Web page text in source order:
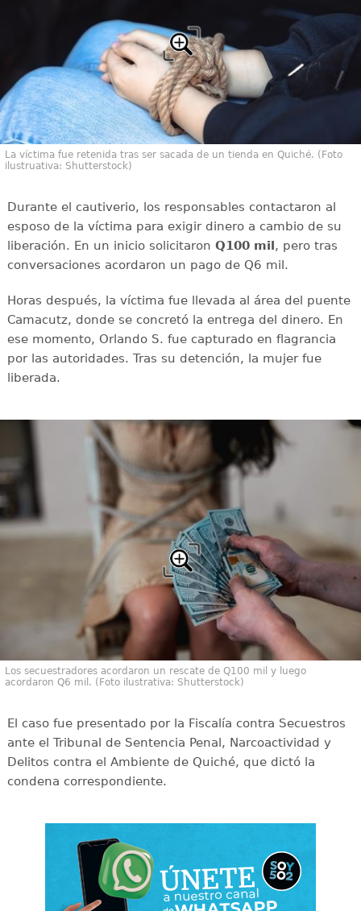
La víctima fue retenida tras ser sacada de un tienda en Quiché. (Foto
ilustruativa: Shutterstock)
Durante el cautiverio, los responsables contactaron al
esposo de la víctima para exigir dinero a cambio de su
liberación. En un inicio solicitaron Q100 mil, pero tras
conversaciones acordaron un pago de Q6 mil.
Horas después, la víctima fue llevada al área del puente
Camacutz, donde se concretó la entrega del dinero. En
ese momento, Orlando S. fue capturado en flagrancia
por las autoridades. Tras su detención, la mujer fue
liberada.
Los secuestradores acordaron un rescate de Q100 mil y luego
acordaron Q6 mil. (Foto ilustrativa: Shutterstock)
El caso fue presentado por la Fiscalía contra Secuestros
ante el Tribunal de Sentencia Penal, Narcoactividad y
Delitos contra el Ambiente de Quiché, que dictó la
condena correspondiente.